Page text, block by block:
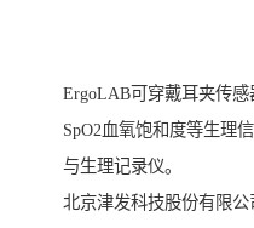
ErgoLAB可穿戴耳夹传感
SpO2血氧饱和度等生理
与生理记录仪。
北京津发科技股份有限